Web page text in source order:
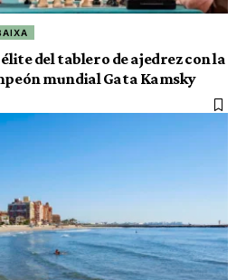
del tablero de ajedrez con la
mundial Gata Kamsky